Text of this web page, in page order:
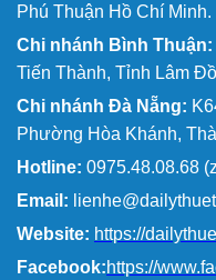
Phú Thuận Hồ Chí Minh.
Chi nhánh Bình Thuận:
Tiến Thành, Tỉnh Lâm
Chi nhánh Đà Nẵng:
Phường Hòa Khánh,
Hotline: 0975.48.08.68
Email:
Website: https://
Facebook:https://